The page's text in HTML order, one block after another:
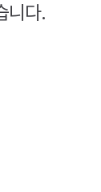
니다.